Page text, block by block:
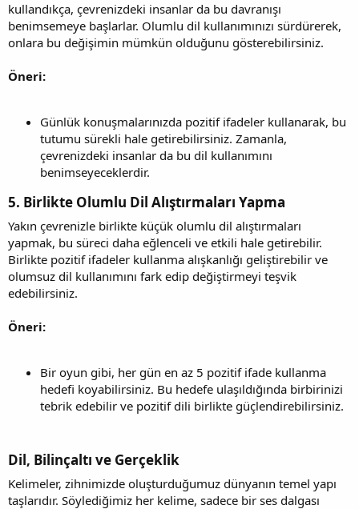
kullandıkça, çevrenizdeki insanlar da bu davranışı
benimsemeye başlarlar. Olumlu dil kullanımınızı sürdürerek,
onlara bu değişimin mümkün olduğunu gösterebilirsiniz.
Öneri:
Günlük konuşmalarınızda pozitif ifadeler kullanarak, bu
tutumu sürekli hale getirebilirsiniz. Zamanla,
çevrenizdeki insanlar da bu dil kullanımını
benimseyeceklerdir.
5. Birlikte Olumlu Dil Alıştırmaları Yapma
Yakın çevrenizle birlikte küçük olumlu dil alıştırmaları
yapmak, bu süreci daha eğlenceli ve etkili hale getirebilir.
Birlikte pozitif ifadeler kullanma alışkanlığı geliştirebilir ve
olumsuz dil kullanımını fark edip değiştirmeyi teşvik
edebilirsiniz.
Öneri:
Bir oyun gibi, her gün en az 5 pozitif ifade kullanma
hedefi koyabilirsiniz. Bu hedefe ulaşıldığında birbirinizi
tebrik edebilir ve pozitif dili birlikte güçlendirebilirsiniz.
Dil, Bilinçaltı ve Gerçeklik
Kelimeler, zihnimizde oluşturduğumuz dünyanın temel yapı
taşlarıdır. Söylediğimiz her kelime, sadece bir ses dalgası